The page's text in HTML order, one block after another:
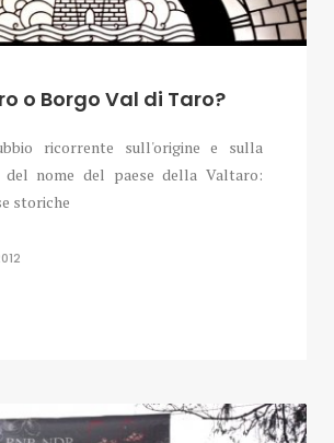
o Borgo Val di Taro?
ricorrente sull'origine e sulla
nome del paese della Valtaro:
storiche